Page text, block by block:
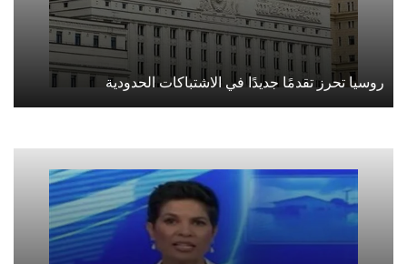
روسيا تحرز تقدمًا جديدًا في الاشتباكات الحدودية